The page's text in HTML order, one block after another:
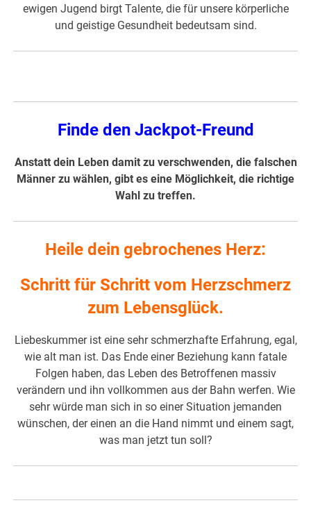
ewigen Jugend birgt Talente, die für unsere körperliche
und geistige Gesundheit bedeutsam sind.
Finde den Jackpot-Freund
Anstatt dein Leben damit zu verschwenden, die falschen
Männer zu wählen, gibt es eine Möglichkeit, die richtige
Wahl zu treffen.
Heile dein gebrochenes Herz:
Schritt für Schritt vom Herzschmerz
zum Lebensglück.
Liebeskummer ist eine sehr schmerzhafte Erfahrung, egal,
wie alt man ist. Das Ende einer Beziehung kann fatale
Folgen haben, das Leben des Betroffenen massiv
verändern und ihn vollkommen aus der Bahn werfen. Wie
sehr würde man sich in so einer Situation jemanden
wünschen, der einen an die Hand nimmt und einem sagt,
was man jetzt tun soll?